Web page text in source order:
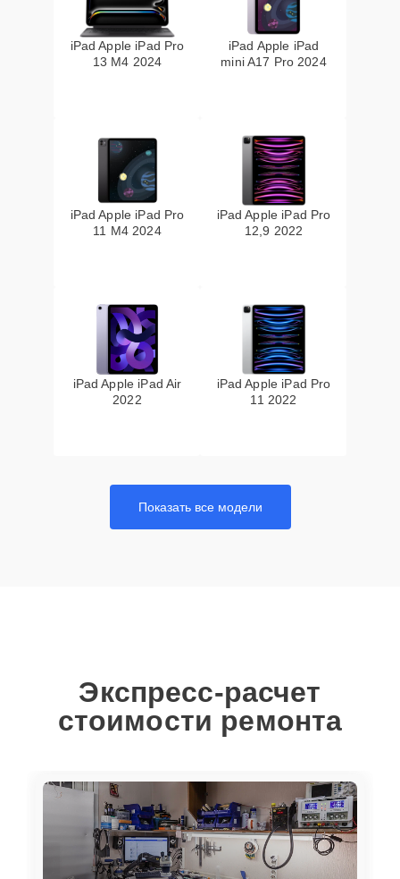
iPad Apple iPad Pro
13 M4 2024
iPad Apple iPad
mini A17 Pro 2024
iPad Apple iPad Pro
11 M4 2024
iPad Apple iPad Pro
12,9 2022
iPad Apple iPad Air
2022
iPad Apple iPad Pro
11 2022
Показать все модели
Экспресс-расчет
стоимости ремонта